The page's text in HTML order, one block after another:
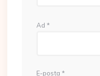
Ad *
E-posta *